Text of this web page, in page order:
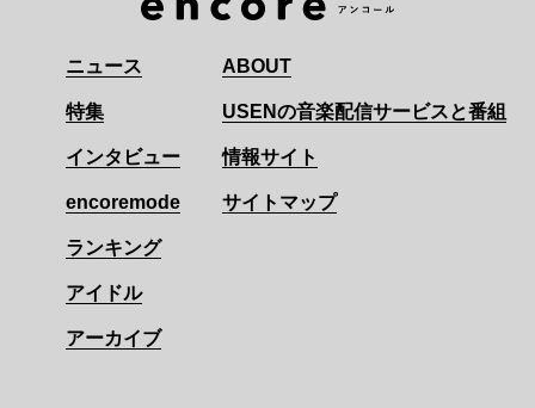
ニュース
特集
インタビュー
encoremode
ランキング
アイドル
アーカイブ
ABOUT
USENの音楽配信サービスと番組
情報サイト
サイトマップ